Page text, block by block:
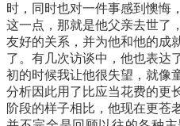
时，同时也对一件事感到懊悔
这一点，那就是他父亲去世了
友好的关系，并为他和他的成
了。有几次访谈中，他也表达
初的时候我让他很失望，就像
分析因此用了比应当花费的更
阶段的样子相比，他现在更苍